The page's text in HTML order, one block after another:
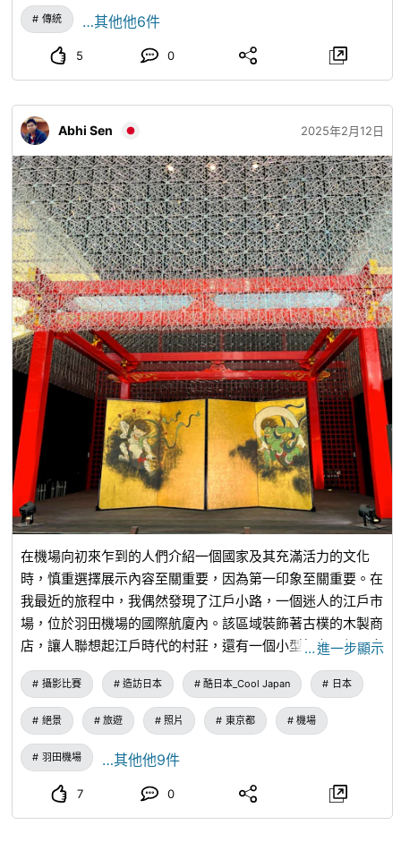
和溫暖，並嘗試使餐具適度輕盈可口，以便可以在日常生活中
縣立陶器資料館是越前陶器博物館。 我們將介紹一個可以看
到和瞭解越前陶器的文件博物館，一個可以製作和享受它的陶
藝課，一個可以使用和品嘗的茶園，一個博物館商店，以及四
季自然風光中的自然風光。
傳統 …其他他6件
5 0
Abhi Sen 2025年2月12日
在機場向初來乍到的人們介紹一個國家及其充滿活力的文化
時，慎重選擇展示內容至關重要，因為第一印象至關重要。在
我最近的旅程中，我偶然發現了江戶小路，一個迷人的江戶市
場，位於羽田機場的國際航廈內。該區域裝飾著古樸的木製商
店，讓人聯想起江戶時代的村莊，還有一個小型舞台，偶爾會
上演迷人的文化表演。 這次拜訪，我被一對精美的雙折屏風
（byōbu，摺疊屏風）所吸引，上面繪製著一幅迷人的風神雷
神圖。這件非凡的作品由著名的琳派畫家尾形光琳創作，是俵
屋宗達精美作品的複製品，描繪了雷神（Raijin），這位暴風
雨的雷電之神，以及風神（Fūjin），這位溫柔的風之神。老
日本豐富藝術遺產的方式！
…進一步顯示
攝影比賽 造訪日本 酷日本_Cool Japan 日本
絕景 旅遊 照片 東京都 機場
羽田機場 …其他他9件
7 0